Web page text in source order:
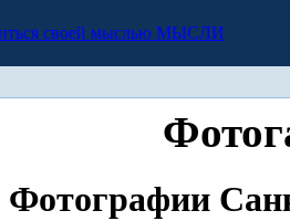
МЫСЛИ
Фотографии